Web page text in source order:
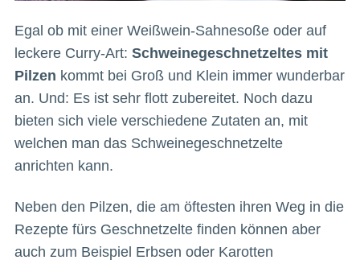
Egal ob mit einer Weißwein-Sahnesoße oder auf
leckere Curry-Art: Schweinegeschnetzeltes mit
Pilzen kommt bei Groß und Klein immer wunderbar
an. Und: Es ist sehr flott zubereitet. Noch dazu
bieten sich viele verschiedene Zutaten an, mit
welchen man das Schweinegeschnetzelte
anrichten kann.
Neben den Pilzen, die am öftesten ihren Weg in die
Rezepte fürs Geschnetzelte finden können aber
auch zum Beispiel Erbsen oder Karotten